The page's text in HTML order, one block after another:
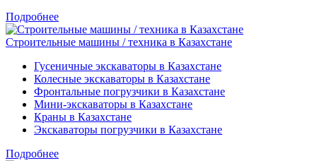
Подробнее
Строительные машины / техника в Казахстане
Гусеничные экскаваторы в Казахстане
Колесные экскаваторы в Казахстане
Фронтальные погрузчики в Казахстане
Мини-экскаваторы в Казахстане
Краны в Казахстане
Экскаваторы погрузчики в Казахстане
Подробнее